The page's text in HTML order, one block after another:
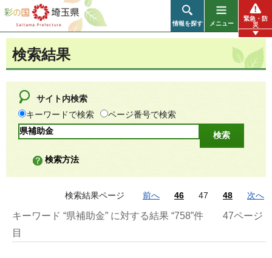
彩の国 埼玉県
情報を探す メニュー
緊急・防
災
検索結果
サイト内検索
キーワードで検索
ページ番号で検索
検索方法
検索結果ページ 前へ 46 47 48 次へ
キーワード “県補助金” に対する結果 “758”件
47ページ
目